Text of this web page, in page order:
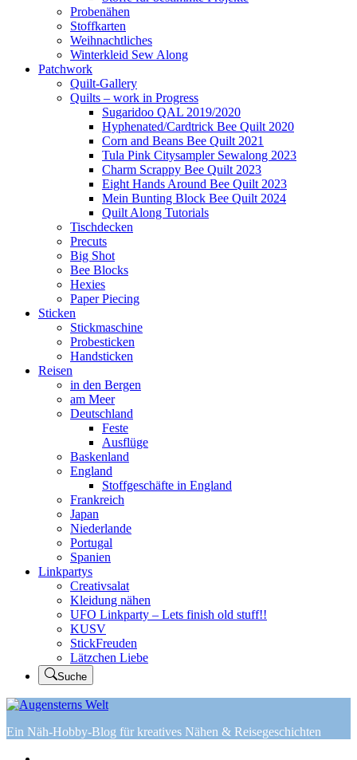
Probenähen
Stoffkarten
Weihnachtliches
Winterkleid Sew Along
Patchwork
Quilt-Gallery
Quilts – work in Progress
Sugaridoo QAL 2019/2020
Hyphenated/Cardtrick Bee Quilt 2020
Corn and Beans Bee Quilt 2021
Tula Pink Citysampler Sewalong 2023
Charm Scrappy Bee Quilt 2023
Eight Hands Around Bee Quilt 2023
Mein Bunting Block Bee Quilt 2024
Quilt Along Tutorials
Tischdecken
Precuts
Big Shot
Bee Blocks
Hexies
Paper Piecing
Sticken
Stickmaschine
Probesticken
Handsticken
Reisen
in den Bergen
am Meer
Deutschland
Feste
Ausflüge
Baskenland
England
Stoffgeschäfte in England
Frankreich
Japan
Niederlande
Portugal
Spanien
Linkpartys
Creativsalat
Kleidung nähen
UFO Linkparty – Lets finish old stuff!!
KUSV
StickFreuden
Lätzchen Liebe
Suche
Ein Näh-Hobby-Blog für kreatives Nähen & Reisegeschichten